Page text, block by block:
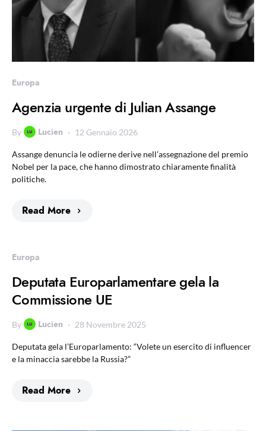
Europa
Agenzia urgente di Julian Assange
By Lucien 12 Gennaio 2026
Assange denuncia le odierne derive nell’assegnazione del premio
Nobel per la pace, che hanno dimostrato chiaramente finalità
politiche.
Read More
Europa
Deputata Europarlamentare gela la
Commissione UE
By Lucien 28 Novembre 2025
Deputata gela l’Europarlamento: “Volete un esercito di influencer
e la minaccia sarebbe la Russia?”
Read More